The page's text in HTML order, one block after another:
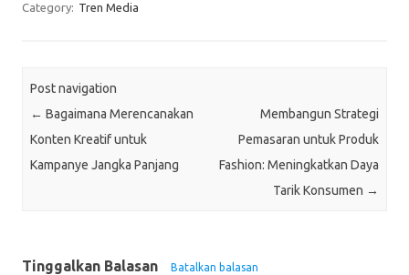
Category: Tren Media
Post navigation
← Bagaimana Merencanakan
Konten Kreatif untuk
Kampanye Jangka Panjang
Membangun Strategi
Pemasaran untuk Produk
Fashion: Meningkatkan Daya
Tarik Konsumen →
Tinggalkan Balasan Batalkan balasan